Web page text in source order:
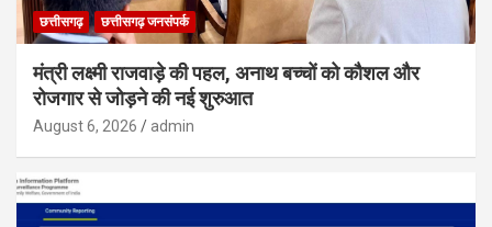
छत्तीसगढ़ छत्तीसगढ़ जनसंपर्क
मंत्री लक्ष्मी राजवाड़े की पहल, अनाथ बच्चों को कौशल और
रोजगार से जोड़ने की नई शुरुआत
August 6, 2026 admin